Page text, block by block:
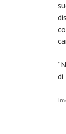
di